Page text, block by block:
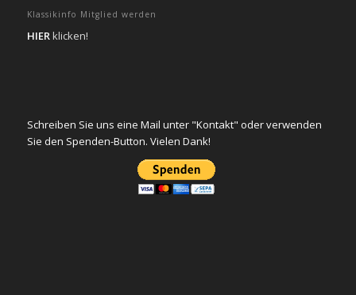
Klassikinfo Mitglied werden
HIERklicken!
Schreiben Sie uns eine Mail unter "Kontakt" oder verwenden
Sie den Spenden-Button. Vielen Dank!